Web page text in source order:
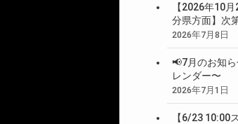
【2026年10
分県方面】次
2026年7月8日
📢7月のお知
レンダー〜
2026年7月1日
【6/23 10:00